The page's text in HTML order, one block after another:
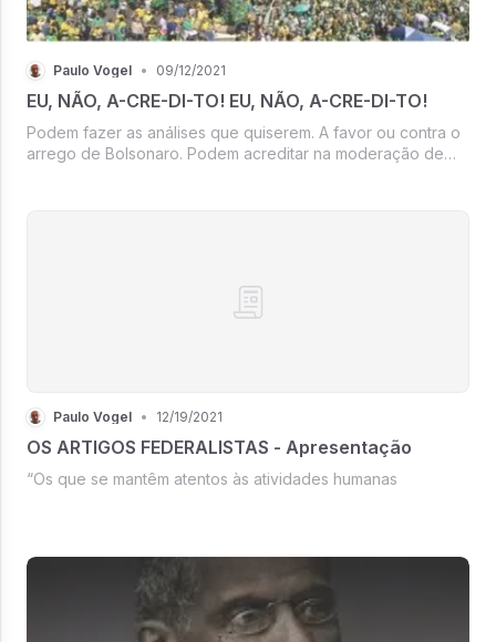
Paulo Vogel • 09/12/2021
EU, NÃO, A-CRE-DI-TO! EU, NÃO, A-CRE-DI-TO!
Podem fazer as análises que quiserem. A favor ou contra o
arrego de Bolsonaro. Podem acreditar na moderação de
Paulo Vogel • 12/19/2021
OS ARTIGOS FEDERALISTAS - Apresentação
“Os que se mantêm atentos às atividades humanas